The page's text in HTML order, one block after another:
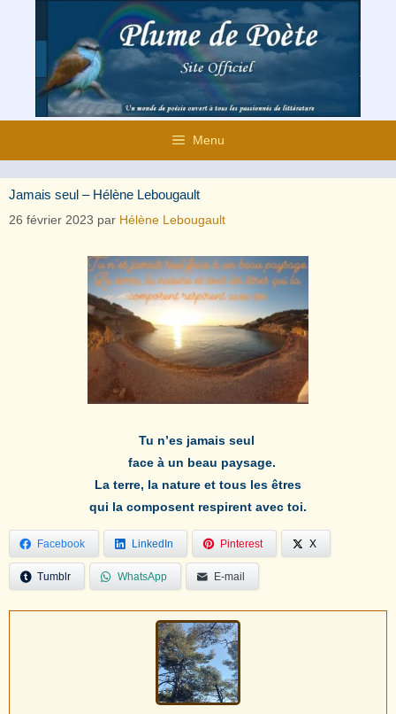
contenu
Menu
Jamais seul – Hélène Lebougault
26 février 2023 par Hélène Lebougault
Tu n’es jamais seul
face à un beau paysage.
La terre, la nature et tous les êtres
qui la composent respirent avec toi.
Facebook LinkedIn Pinterest X
Tumblr WhatsApp E-mail